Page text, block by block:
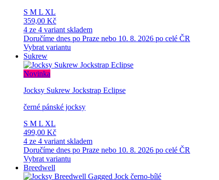
S M L XL
359,00 Kč
4 ze 4 variant skladem
Doručíme dnes po Praze nebo 10. 8. 2026 po celé ČR
Vybrat variantu
Sukrew
Novinka
Jocksy Sukrew Jockstrap Eclipse
černé pánské jocksy
S M L XL
499,00 Kč
4 ze 4 variant skladem
Doručíme dnes po Praze nebo 10. 8. 2026 po celé ČR
Vybrat variantu
Breedwell